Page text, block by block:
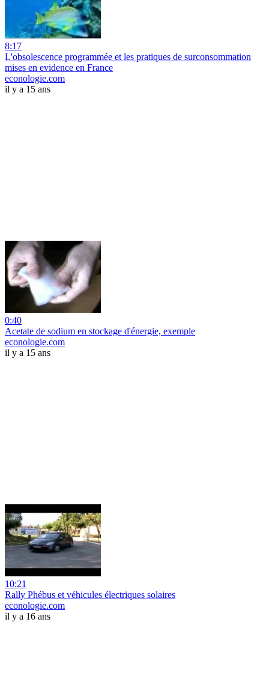
8:17
L'obsolescence programmée et les pratiques de surconsommation
mises en evidence en France
econologie.com
il y a 15 ans
0:40
Acetate de sodium en stockage d'énergie, exemple
econologie.com
il y a 15 ans
10:21
Rally Phébus et véhicules électriques solaires
econologie.com
il y a 16 ans